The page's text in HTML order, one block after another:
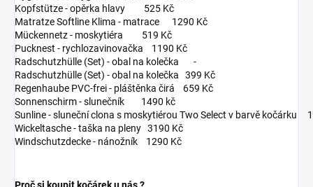
Kopfstütze - opěrka hlavy 525 Kč
Matratze Softline Klima - matrace 1290 Kč
Mückennetz - moskytiéra 519 Kč
Pucknest - rychlozavinovačka 1190 Kč
Radschutzhülle (Set) - obal na kolečka -
Radschutzhülle (Set) - obal na kolečka 399 Kč
Regenhaube PVC-frei - pláštěnka čirá 659 Kč
Sonnenschirm - slunečník 1490 kč
Sunline - sluneční clona s moskytiérou Two Select v barvě kočárku
Wickeltasche - taška na pleny 3190 Kč
Windschutzdecke - nánožník 1290 Kč